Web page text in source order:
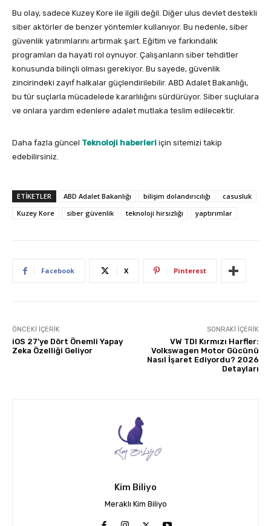
Bu olay, sadece Kuzey Kore ile ilgili değil. Diğer ulus devlet destekli
siber aktörler de benzer yöntemler kullanıyor. Bu nedenle, siber
güvenlik yatırımlarını artırmak şart. Eğitim ve farkındalık
programları da hayati rol oynuyor. Çalışanların siber tehditler
konusunda bilinçli olması gerekiyor. Bu sayede, güvenlik
zincirindeki zayıf halkalar güçlendirilebilir. ABD Adalet Bakanlığı,
bu tür suçlarla mücadelede kararlılığını sürdürüyor. Siber suçlulara
ve onlara yardım edenlere adalet mutlaka teslim edilecektir.
Daha fazla güncel Teknoloji haberleri için sitemizi takip
edebilirsiniz.
ETIKETLER ABD Adalet Bakanlığı bilişim dolandırıcılığı
casusluk
Kuzey Kore
siber güvenlik teknoloji hırsızlığı yaptırımlar
Facebook X Pinterest
ÖNCEKI İÇERIK
iOS 27’ye Dört Önemli Yapay
Zeka Özelliği Geliyor
SONRAKI İÇERIK
VW TDI Kırmızı Harfler:
Volkswagen Motor Gücünü
Nasıl İşaret Ediyordu? 2026
Detayları
Kim Biliyo
Meraklı Kim Biliyo